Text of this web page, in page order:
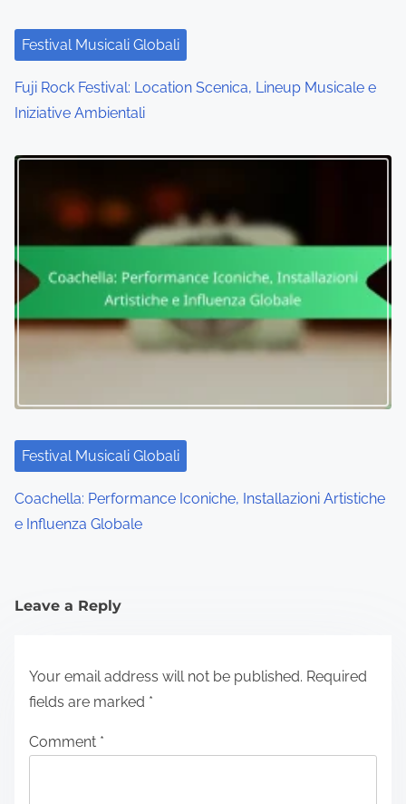
Festival Musicali Globali
Fuji Rock Festival: Location Scenica, Lineup Musicale e
Iniziative Ambientali
Festival Musicali Globali
Coachella: Performance Iconiche, Installazioni Artistiche
e Influenza Globale
Leave a Reply
Your email address will not be published. Required
fields are marked *
Comment *